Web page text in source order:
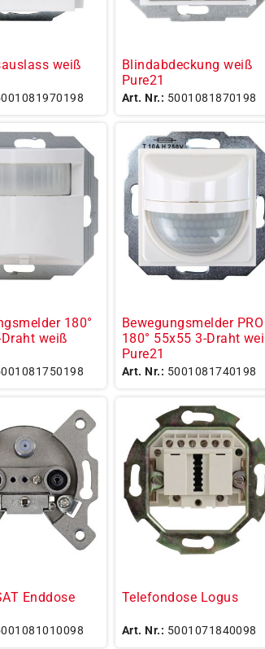
weiß
Blindabdeckung weiß
Pure21
Art. Nr.: 5001081870198
180°
weiß
Bewegungsmelder PRO
180° 55x55 3-Draht
Pure21
Art. Nr.: 5001081740198
Enddose
Telefondose Logus
Art. Nr.: 5001071840098